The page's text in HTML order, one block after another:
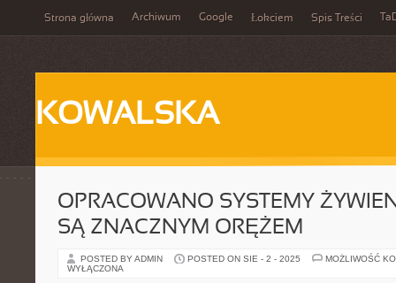
Strona główna Archiwum Google Łokciem Spis Treści
KOWALSKA
OPRACOWANO SYSTEMY
SĄ ZNACZNYM ORĘŻEM
POSTED BY ADMIN POSTED ON SIE - 2 - 2025
MOŻLIWOŚĆ
WYŁĄCZONA